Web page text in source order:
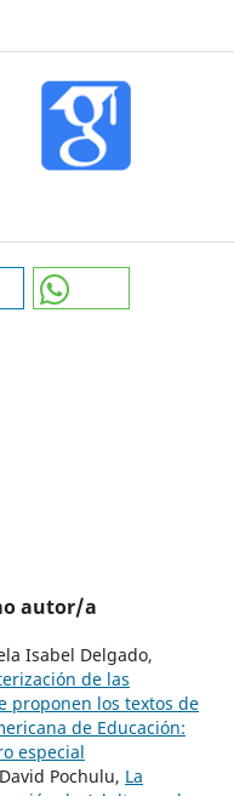
autor/a
Isabel Delgado,
de las
proponen los textos de
de Educación:
especial
Pochulu, La